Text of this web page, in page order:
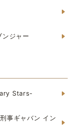
ジャー
Stars-
事ギャバン イン